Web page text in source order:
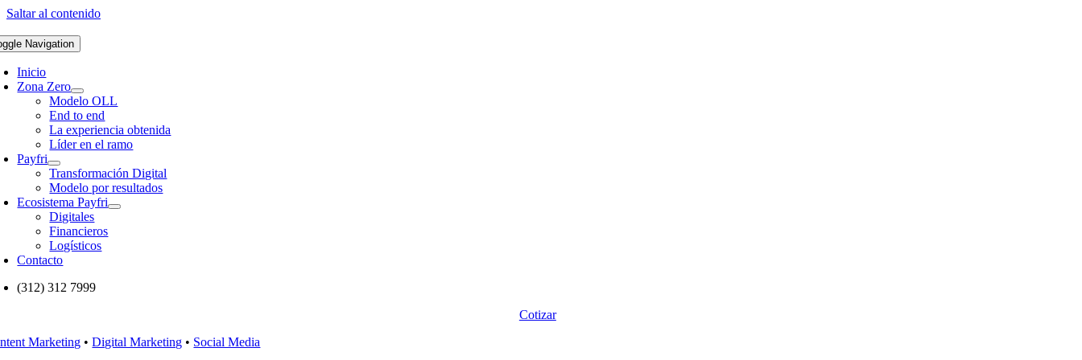
Saltar al contenido
Navigation
Inicio
Zona Zero
Modelo OLL
End to end
La experiencia obtenida
Líder en el ramo
Payfri
Transformación Digital
Modelo por resultados
Ecosistema Payfri
Digitales
Financieros
Logísticos
Contacto
(312) 312 7999
Cotizar
Marketing •Digital Marketing • Social Media